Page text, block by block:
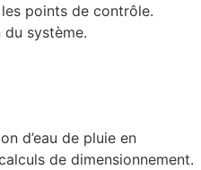
points de contrôle.
du système.
d’eau de pluie en
de dimensionnement.